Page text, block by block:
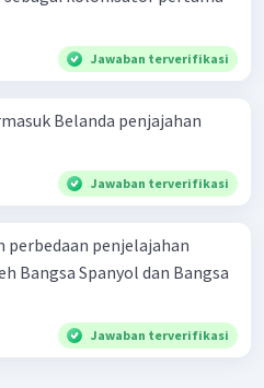
Jawaban terverifikasi
Belanda penjajahan
Jawaban terverifikasi
perbedaan penjelajahan
Bangsa Spanyol dan Bangsa
Jawaban terverifikasi